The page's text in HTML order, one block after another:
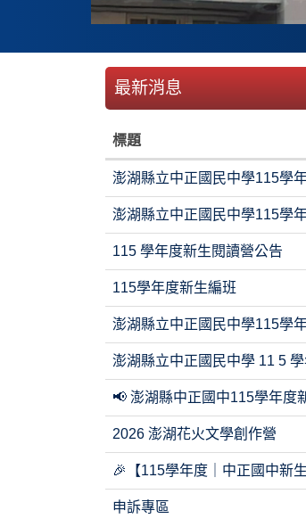
最新消息
標題
澎湖縣立中正國民中學115學
澎湖縣立中正國民中學115學
115 學年度新生閱讀營公告
115學年度新生編班
澎湖縣立中正國民中學115學
澎湖縣立中正國民中學 11 5
📢 澎湖縣中正國中115學年度
2026 澎湖花火文學創作營
🎉【115學年度｜中正國中新
申訴專區